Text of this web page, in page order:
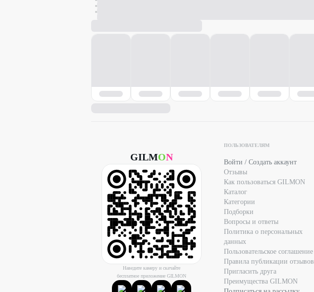
GILMON
Наведите камеру и скачайте
бесплатное приложение GILMON
ПОЛЬЗОВАТЕЛЯМ
Войти / Создать аккаунт
Отзывы
Как пользоваться GILMON
Каталог
Категории
Подборки
Вопросы и ответы
Политика о персональных
данных
Пользовательское соглашение
Правила публикации отзывов
Пригласить друга
Преимущества GILMON